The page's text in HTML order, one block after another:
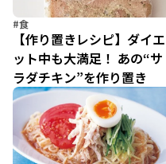
#食
【作り置きレシピ】ダイエ
ット中も大満足！ あの“サ
ラダチキン”を作り置き